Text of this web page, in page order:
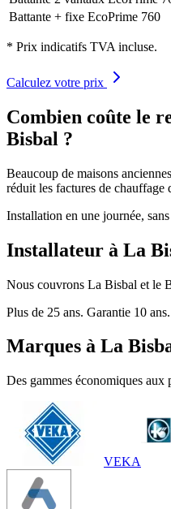
Battante + fixe EcoPrime 760
* Prix indicatifs TVA incluse.
Calculez votre prix
Combien coûte le
Bisbal ?
Beaucoup de maisons
réduit les factures de chauffage
Installation en une journée,
Installateur à La
Nous couvrons La Bisbal et le
Plus de 25 ans. Garantie 10 ans.
Marques à La
Des gammes économiques aux
VEKA